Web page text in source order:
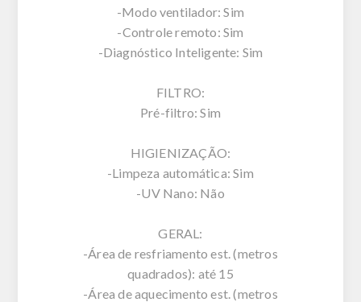
-Modo ventilador: Sim
-Controle remoto: Sim
-Diagnóstico Inteligente: Sim
FILTRO:
Pré-filtro: Sim
HIGIENIZAÇÃO:
-Limpeza automática: Sim
-UV Nano: Não
GERAL:
-Área de resfriamento est. (metros
quadrados): até 15
-Área de aquecimento est. (metros